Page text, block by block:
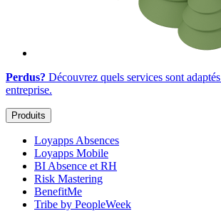
Perdus? Découvrez quels services sont adaptés
entreprise.
Produits
Loyapps Absences
Loyapps Mobile
BI Absence et RH
Risk Mastering
BenefitMe
Tribe by PeopleWeek